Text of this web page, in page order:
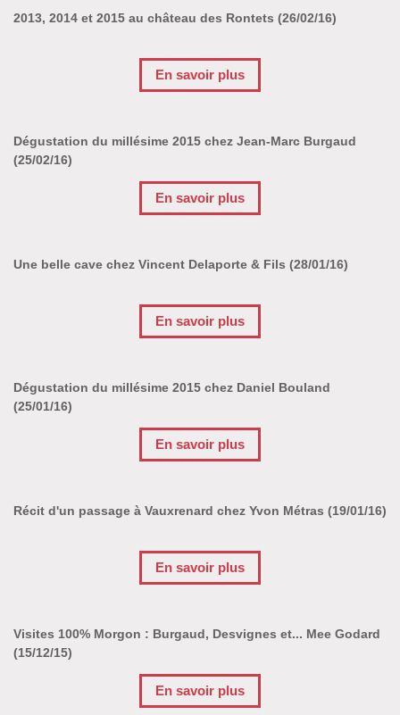
2013, 2014 et 2015 au château des Rontets (26/02/16)
En savoir plus
Dégustation du millésime 2015 chez Jean-Marc Burgaud
(25/02/16)
En savoir plus
Une belle cave chez Vincent Delaporte & Fils (28/01/16)
En savoir plus
Dégustation du millésime 2015 chez Daniel Bouland
(25/01/16)
En savoir plus
Récit d'un passage à Vauxrenard chez Yvon Métras (19/01/16)
En savoir plus
Visites 100% Morgon : Burgaud, Desvignes et... Mee Godard
(15/12/15)
En savoir plus